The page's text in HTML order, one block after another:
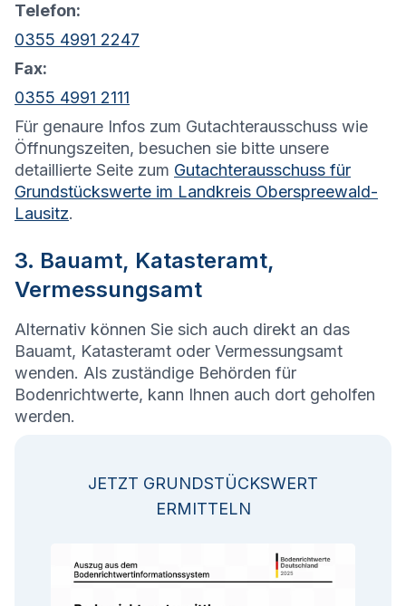
Telefon:
0355 4991 2247
Fax:
0355 4991 2111
Für genaure Infos zum Gutachterausschuss wie
Öffnungszeiten, besuchen sie bitte unsere
detaillierte Seite zum Gutachterausschuss für
Grundstückswerte im Landkreis Oberspreewald-
Lausitz.
3. Bauamt, Katasteramt,
Vermessungsamt
Alternativ können Sie sich auch direkt an das
Bauamt, Katasteramt oder Vermessungsamt
wenden. Als zuständige Behörden für
Bodenrichtwerte, kann Ihnen auch dort geholfen
werden.
JETZT GRUNDSTÜCKSWERT
ERMITTELN